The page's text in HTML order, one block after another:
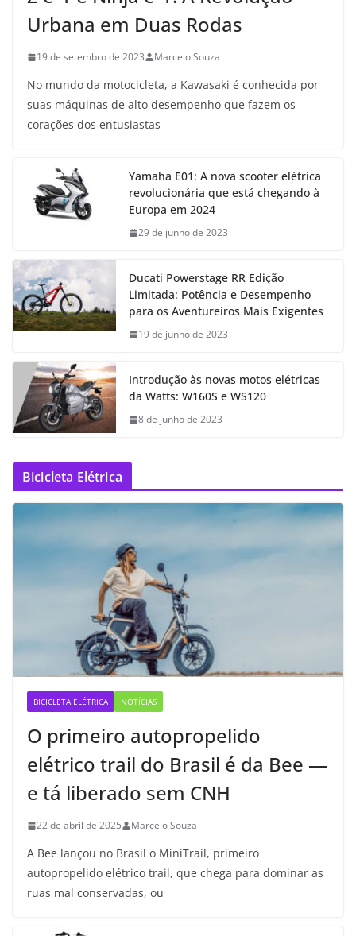
Urbana em Duas Rodas
19 de setembro de 2023 Marcelo Souza
No mundo da motocicleta, a Kawasaki é conhecida por
suas máquinas de alto desempenho que fazem os
corações dos entusiastas
Yamaha E01: A nova scooter elétrica
revolucionária que está chegando à
Europa em 2024
29 de junho de 2023
Ducati Powerstage RR Edição
Limitada: Potência e Desempenho
para os Aventureiros Mais Exigentes
19 de junho de 2023
Introdução às novas motos elétricas
da Watts: W160S e WS120
8 de junho de 2023
Bicicleta Elétrica
BICICLETA ELÉTRICA NOTÍCIAS
O primeiro autopropelido
elétrico trail do Brasil é da Bee —
e tá liberado sem CNH
22 de abril de 2025 Marcelo Souza
A Bee lançou no Brasil o MiniTrail, primeiro
autopropelido elétrico trail, que chega para dominar as
ruas mal conservadas, ou